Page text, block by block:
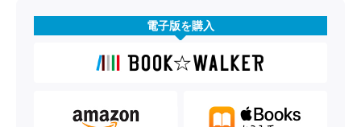
電子版を購入